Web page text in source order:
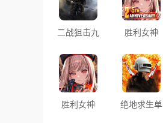
二战狙击九
胜利女神
服下载内置
菜单版
胜利女神
绝地求生单